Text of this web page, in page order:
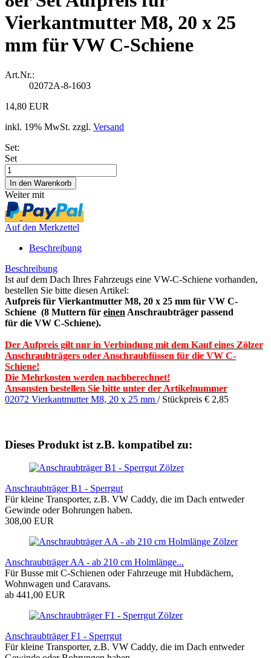
Vierkantmutter M8, 20 x 25
mm für VW C-Schiene
Art.Nr.:
02072A-8-1603
14,80 EUR
inkl. 19% MwSt. zzgl. Versand
Set:
Set
Weiter mit
Auf den Merkzettel
Beschreibung
Beschreibung
Ist auf dem Dach Ihres Fahrzeugs eine VW-C-Schiene vorhanden,
bestellen Sie bitte diesen Artikel:
Aufpreis für Vierkantmutter M8, 20 x 25 mm für VW C-
Schiene (8 Muttern für einen Anschraubträger passend
für die VW C-Schiene).
Der Aufpreis gilt nur in Verbindung mit dem Kauf eines Zölzer
Anschraubträgers oder Anschraubfüssen für die VW C-
Schiene!
Die Mehrkosten werden nachberechnet!
Ansonsten bestellen Sie bitte unter der Artikelnummer
02072 Vierkantmutter M8, 20 x 25 mm / Stückpreis € 2,85
Dieses Produkt ist z.B. kompatibel zu:
Zölzer
Anschraubträger B1 - Sperrgut
Für kleine Transporter, z.B. VW Caddy, die im Dach entweder
Gewinde oder Bohrungen haben.
308,00 EUR
Zölzer
Anschraubträger AA - ab 210 cm Holmlänge...
Für Busse mit C-Schienen oder Fahrzeuge mit Hubdächern,
Wohnwagen und Caravans.
ab 441,00 EUR
Zölzer
Anschraubträger F1 - Sperrgut
Für kleine Transporter, z.B. VW Caddy, die im Dach entweder